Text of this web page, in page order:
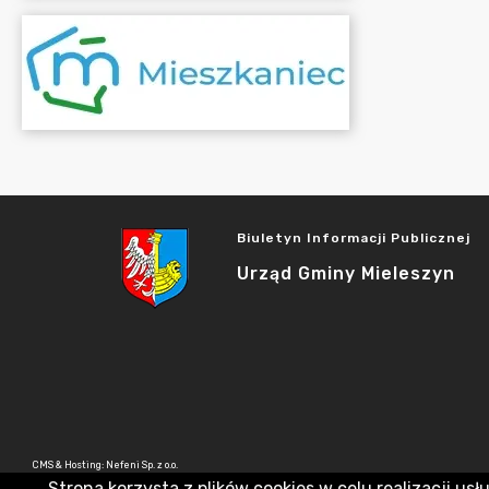
Biuletyn Informacji Publicznej
Urząd Gminy Mieleszyn
CMS & Hosting: Nefeni Sp. z o.o.